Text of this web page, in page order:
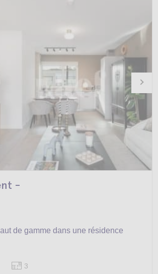
-
de gamme dans une résidence
3